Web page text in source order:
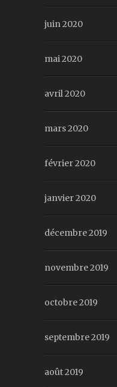
juin 2020
mai 2020
avril 2020
mars 2020
février 2020
janvier 2020
décembre 2019
novembre 2019
octobre 2019
septembre 2019
août 2019